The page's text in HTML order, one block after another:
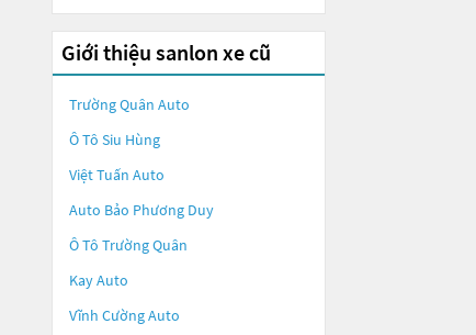
Giới thiệu sanlon xe cũ
Trường Quân Auto
Ô Tô Siu Hùng
Việt Tuấn Auto
Auto Bảo Phương Duy
Ô Tô Trường Quân
Kay Auto
Vĩnh Cường Auto